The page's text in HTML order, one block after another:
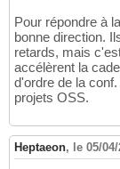
Pour répondre à
bonne direction.
retards, mais
accélèrent la
d'ordre de la
projets OSS.
Heptaeon, le 05/